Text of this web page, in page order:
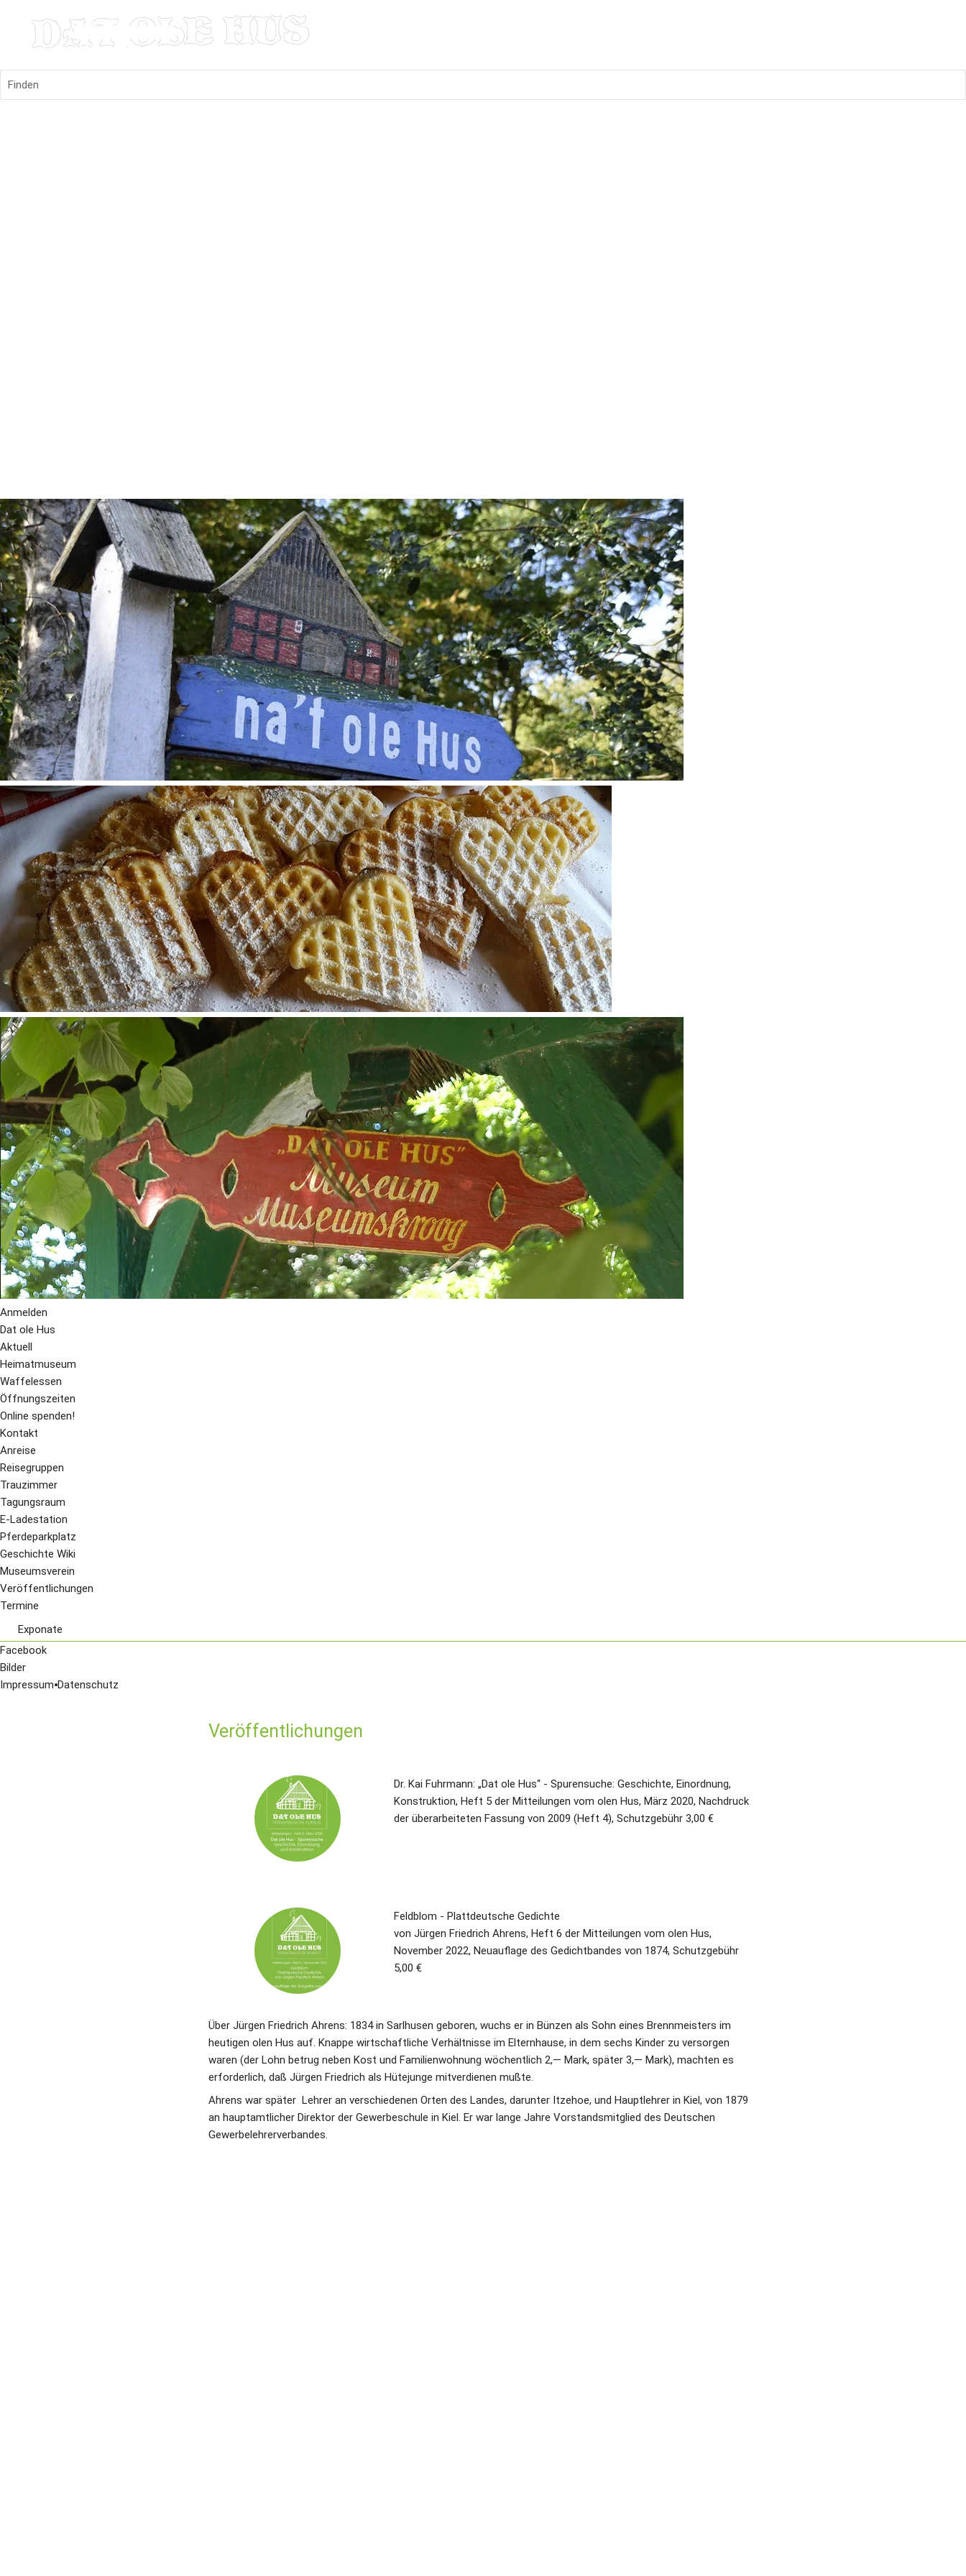
Finden
Anmelden
Dat ole Hus
Aktuell
Heimatmuseum
Waffelessen
Öffnungszeiten
Online spenden!
Kontakt
Anreise
Reisegruppen
Trauzimmer
Tagungsraum
E-Ladestation
Pferdeparkplatz
Geschichte Wiki
Museumsverein
Veröffentlichungen
Termine
Exponate
Karte von 1643
digiCULT Objekte
Facebook
Bilder
Impressum⦁Datenschutz
Veröffentlichungen
Dr. Kai Fuhrmann: „Dat ole Hus“ - Spurensuche: Geschichte, Einordnung,
Konstruktion, Heft 5 der Mitteilungen vom olen Hus, März 2020, Nachdruck
der überarbeiteten Fassung von 2009 (Heft 4), Schutzgebühr 3,00 €
Feldblom - Plattdeutsche Gedichte
von Jürgen Friedrich Ahrens, Heft 6 der Mitteilungen vom olen Hus,
November 2022, Neuauflage des Gedichtbandes von 1874, Schutzgebühr
5,00 €
Über Jürgen Friedrich Ahrens: 1834 in Sarlhusen geboren, wuchs er in Bünzen als Sohn eines Brennmeisters im
heutigen olen Hus auf. Knappe wirtschaftliche Verhältnisse im Elternhause, in dem sechs Kinder zu versorgen
waren (der Lohn betrug neben Kost und Familienwohnung wöchentlich 2,— Mark, später 3,— Mark), machten es
erforderlich, daß Jürgen Friedrich als Hütejunge mitverdienen mußte.
Ahrens war später  Lehrer an verschiedenen Orten des Landes, darunter Itzehoe, und Hauptlehrer in Kiel, von 1879
an hauptamtlicher Direktor der Gewerbeschule in Kiel. Er war lange Jahre Vorstandsmitglied des Deutschen
Gewerbelehrerverbandes.